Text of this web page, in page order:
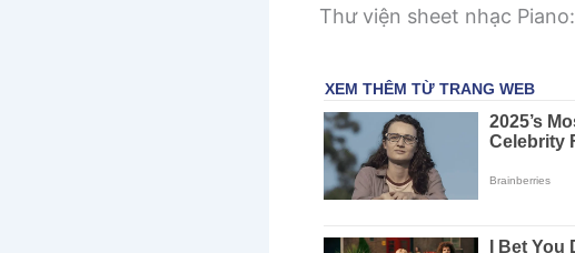
Thư viện sheet nhạc Piano: